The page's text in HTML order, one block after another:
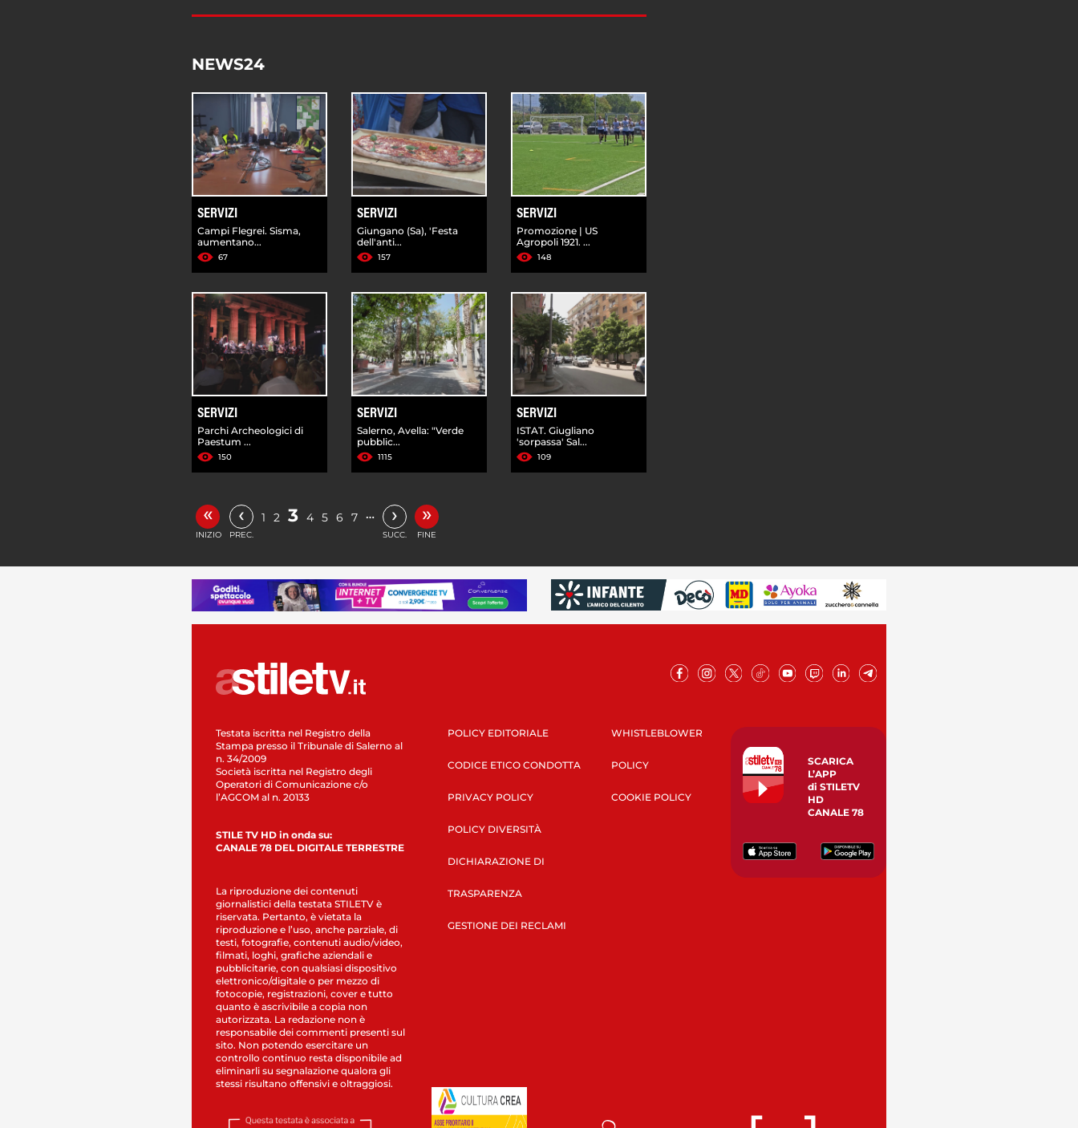
NEWS24
SERVIZI
Campi Flegrei. Sisma,
aumentano...
67
SERVIZI
Giungano (Sa), 'Festa
dell'anti...
157
SERVIZI
Promozione | US
Agropoli 1921. ...
148
SERVIZI
Parchi Archeologici di
Paestum ...
150
SERVIZI
Salerno, Avella: "Verde
pubblic...
1115
SERVIZI
ISTAT. Giugliano
'sorpassa' Sal...
109
«
INIZIO
‹
PREC.
1 2 3 4 5 6 7 … ›
SUCC.
»
FINE
Testata iscritta nel Registro della
Stampa presso il Tribunale di Salerno al
n. 34/2009
Società iscritta nel Registro degli
Operatori di Comunicazione c/o
l’AGCOM al n. 20133
STILE TV HD in onda su:
CANALE 78 DEL DIGITALE TERRESTRE
La riproduzione dei contenuti
giornalistici della testata STILETV è
riservata. Pertanto, è vietata la
riproduzione e l’uso, anche parziale, di
testi, fotografie, contenuti audio/video,
filmati, loghi, grafiche aziendali e
pubblicitarie, con qualsiasi dispositivo
elettronico/digitale o per mezzo di
fotocopie, registrazioni, cover e tutto
quanto è ascrivibile a copia non
autorizzata. La redazione non è
responsabile dei commenti presenti sul
sito. Non potendo esercitare un
controllo continuo resta disponibile ad
eliminarli su segnalazione qualora gli
stessi risultano offensivi e oltraggiosi.
POLICY EDITORIALE
CODICE ETICO CONDOTTA
PRIVACY POLICY
POLICY DIVERSITÀ
DICHIARAZIONE DI
TRASPARENZA
GESTIONE DEI RECLAMI
WHISTLEBLOWER
POLICY
COOKIE POLICY
SCARICA
L’APP
di STILETV
HD
CANALE 78